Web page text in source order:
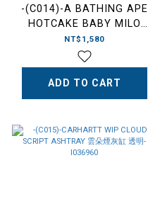
-(C014)-A BATHING APE
HOTCAKE BABY MILO
PLUSH KEYCHAIN 日式鬆
餅 小猴吊飾 鑰匙
圈-0MXACW4637XXQ
NT$1,580
ADD TO CART